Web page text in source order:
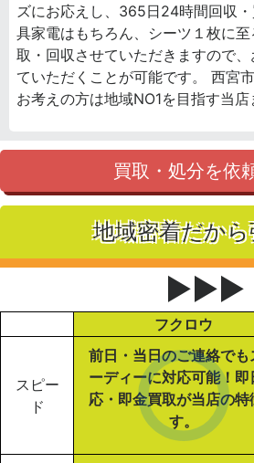
ズにお応えし、365日24時間回収
具家電はもちろん、シーツ１枚に
取・回収させていただきますので
ていただくことが可能です。 西宮
お考えの方は地域NO1を目指す当店
買取・処分を依
地域密着だから
▶▶▶
フクロウ
スピー
ド
前日・当日のご連絡でも
ーディーに対応可能！即
応・即金買取が当店の特
す。